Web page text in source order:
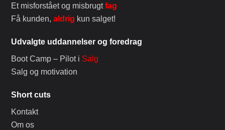
Et misforstået og misbrugtfag
Få kunden,aldrig kun salget!
Udvalgte uddannelser og foredrag
Boot Camp – Pilot i Salg
Salg og motivation
Short cuts
Kontakt
Om os